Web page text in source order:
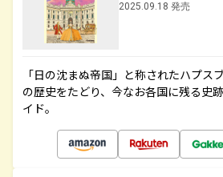
2025.09.18 発売
「日の沈まぬ帝国」と称されたハプス
の歴史をたどり、今なお各国に残る史
イド。